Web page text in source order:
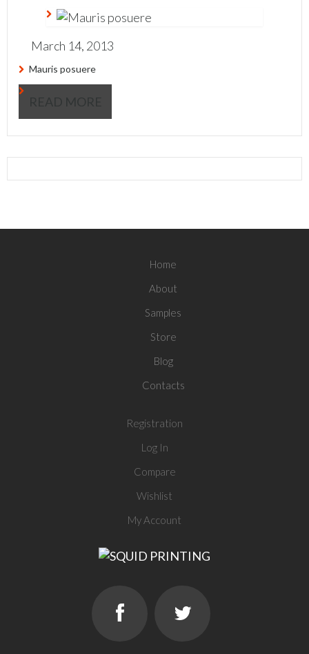
March 14, 2013
Mauris posuere
READ MORE
Home
About
Samples
Store
Blog
Contacts
Registration
Log In
Compare
Wishlist
My Account